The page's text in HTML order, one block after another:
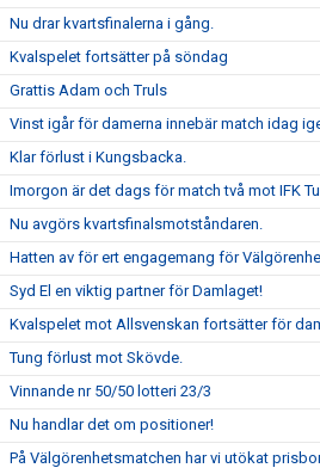
Nu drar kvartsfinalerna i gång.
Kvalspelet fortsätter på söndag
Grattis Adam och Truls
Vinst igår för damerna innebär match idag
Klar förlust i Kungsbacka.
Imorgon är det dags för match två mot IFK
Nu avgörs kvartsfinalsmotståndaren.
Hatten av för ert engagemang för
Syd El en viktig partner för Damlaget!
Kvalspelet mot Allsvenskan fortsätter för
Tung förlust mot Skövde.
Vinnande nr 50/50 lotteri 23/3
Nu handlar det om positioner!
På Välgörenhetsmatchen har vi utökat